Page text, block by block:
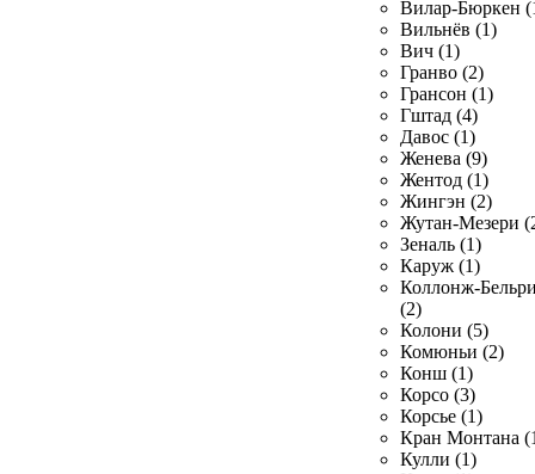
Вилар-Бюркен
Вильнёв (1)
Вич (1)
Гранво (2)
Грансон (1)
Гштад (4)
Давос (1)
Женева (9)
Жентод (1)
Жингэн (2)
Жутан-Мезери
Зеналь (1)
Каруж (1)
Коллонж-
(2)
Колони (5)
Комюньи (2)
Конш (1)
Корсо (3)
Корсье (1)
Кран Монтана
Кулли (1)